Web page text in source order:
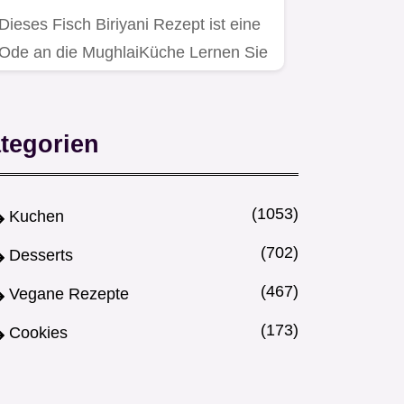
Fisch Biriyani Rezept ist eine
an die MughlaiKüche Lernen Sie
Kuchen (1053)
Desserts (702)
Vegane Rezepte (467)
Cookies (173)